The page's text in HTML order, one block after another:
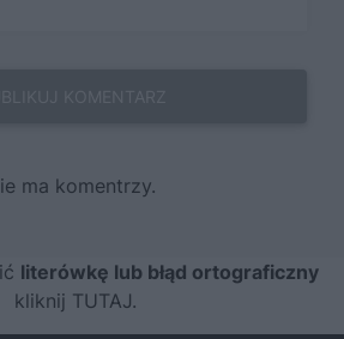
ma komentrzy.
literówkę lub błąd ortograficzny
kliknij TUTAJ.